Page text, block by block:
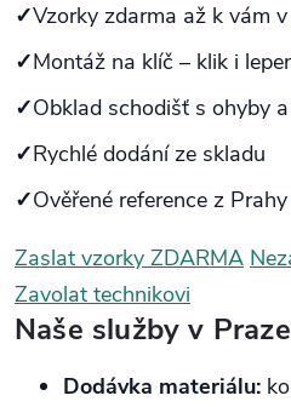
Vzorky zdarma až k vám
Montáž na klíč – klik i
Obklad schodišť s ohyby
Rychlé dodání ze skladu
Ověřené reference z
Zaslat vzorky ZDARMA
Zavolat technikovi
Naše služby v Praze
Dodávka materiálu: